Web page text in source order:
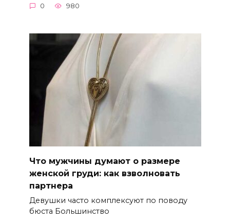
0 980
Что мужчины думают о размере
женской груди: как взволновать
партнера
Девушки часто комплексуют по поводу
бюста Большинство